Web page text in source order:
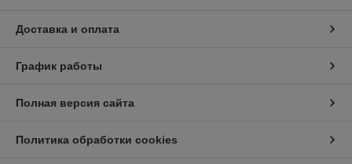
Доставка и оплата
График работы
Полная версия сайта
Политика обработки cookies